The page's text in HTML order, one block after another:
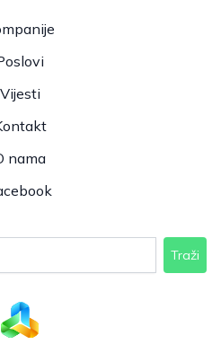
Vijesti
nama
Traži